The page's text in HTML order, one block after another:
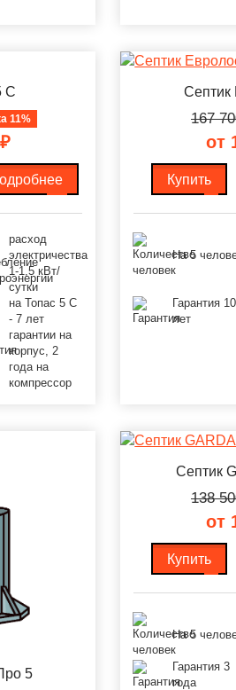
С
11%
расход
электричества
1-1,5 кВт/
сутки
на Топас 5 С
- 7 лет
гарантии на
корпус, 2
года на
компрессор
Септик
167
от
Купить
На 5
Гарантия 10
лет
5
Септик
138
от
Купить
На 5
Гарантия 3
года